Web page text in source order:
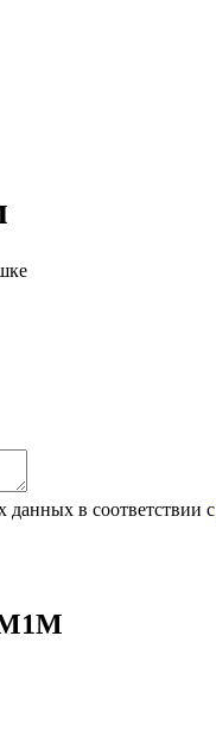
данных в соответствии с